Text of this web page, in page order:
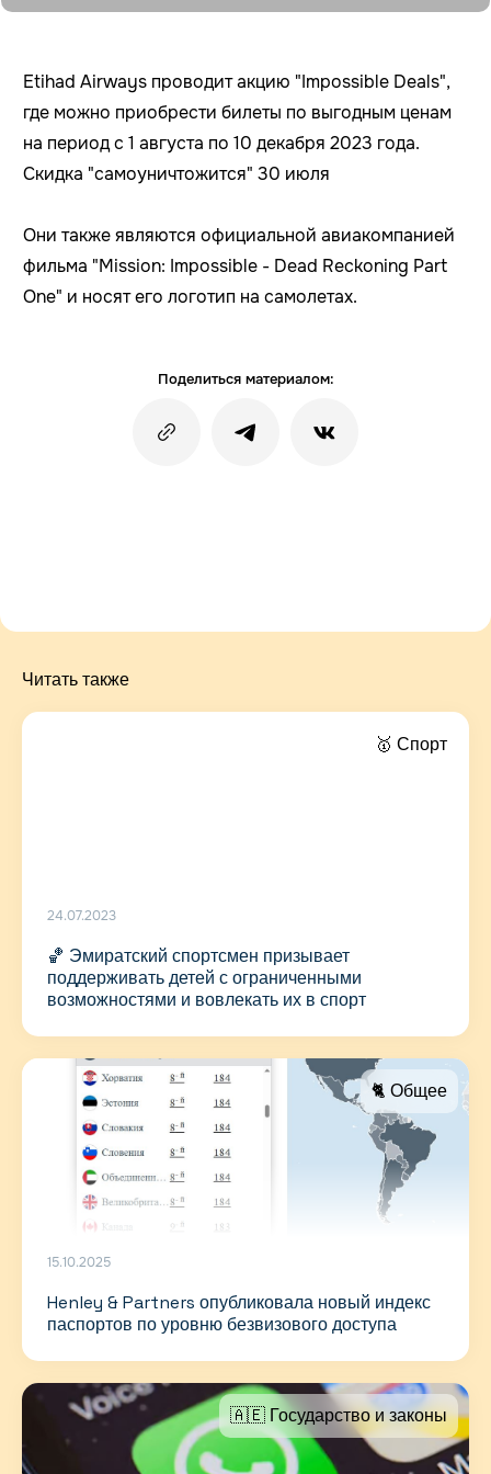
Etihad Airways проводит акцию "Impossible Deals",
где можно приобрести билеты по выгодным ценам
на период с 1 августа по 10 декабря 2023 года.
Скидка "самоуничтожится" 30 июля
Они также являются официальной авиакомпанией
фильма "Mission: Impossible - Dead Reckoning Part
One" и носят его логотип на самолетах.
Поделиться материалом:
Читать также
🥇 Спорт
24.07.2023
🏀 Эмиратский спортсмен призывает
поддерживать детей с ограниченными
возможностями и вовлекать их в спорт
🐈 Общее
15.10.2025
Henley & Partners опубликовала новый индекс
паспортов по уровню безвизового доступа
🇦🇪 Государство и законы